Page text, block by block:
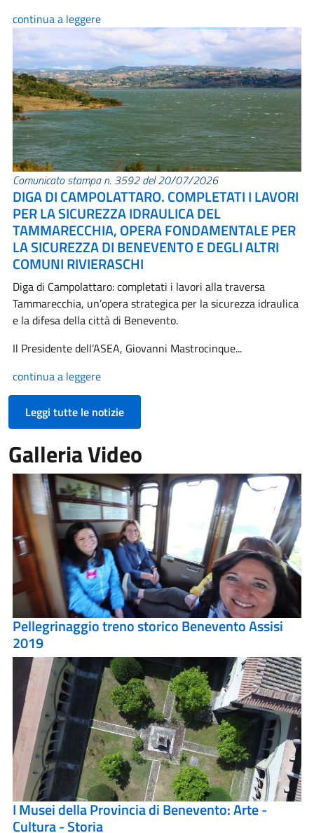
continua a leggere
Comunicato stampa n. 3592 del 20/07/2026
DIGA DI CAMPOLATTARO. COMPLETATI I LAVORI
PER LA SICUREZZA IDRAULICA DEL
TAMMARECCHIA, OPERA FONDAMENTALE PER
LA SICUREZZA DI BENEVENTO E DEGLI ALTRI
COMUNI RIVIERASCHI
Diga di Campolattaro: completati i lavori alla traversa
Tammarecchia, un’opera strategica per la sicurezza idraulica
e la difesa della città di Benevento.
Il Presidente dell’ASEA, Giovanni Mastrocinque...
continua a leggere
Leggi tutte le notizie
Galleria Video
Pellegrinaggio treno storico Benevento Assisi
2019
I Musei della Provincia di Benevento: Arte -
Cultura - Storia